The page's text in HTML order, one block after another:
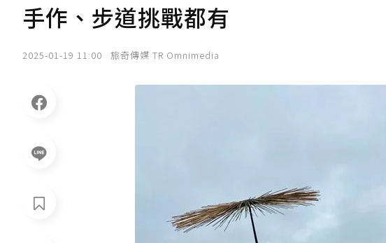
手作、步道挑戰都有
2025-01-19 11:00 旅奇傳媒 TR Omnimedia